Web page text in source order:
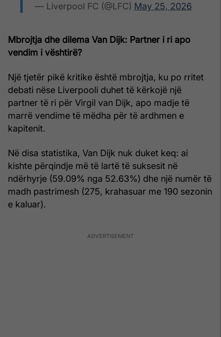
— Liverpool FC (@LFC) May 25, 2026
Mbrojtja dhe dilema Van Dijk: Partner i ri apo
vendim i vështirë?
Një tjetër pikë kritike është mbrojtja, ku po rritet
debati nëse Liverpooli duhet të kërkojë një
partner të ri për Virgil van Dijk, apo madje të
marrë vendime të mëdha për të ardhmen e
kapitenit.
Në disa statistika, Van Dijk nuk duket keq: ai
kishte përqindje më të lartë të suksesit në
ndërhyrje (59.09% nga 52.63%) dhe një numër të
madh pastrimesh (275, krahasuar me 190 sezonin
e kaluar).